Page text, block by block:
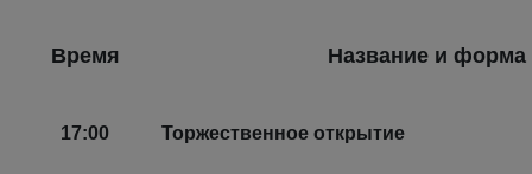
Время Название и форма
17:00 Торжественное открытие